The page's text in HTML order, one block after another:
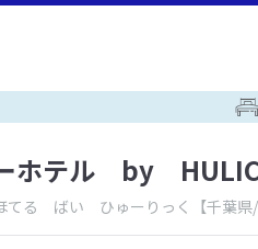
ホテル by
てる ばい ひゅーりっく 【千葉